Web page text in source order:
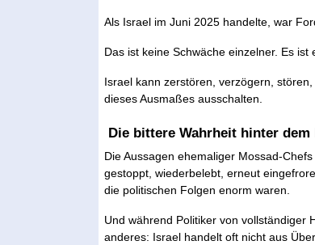
Als Israel im Juni 2025 handelte, war
Das ist keine Schwäche einzelner. Es ist
Israel kann zerstören, verzögern,
dieses Ausmaßes ausschalten.
Die bittere Wahrheit hinter
Die Aussagen ehemaliger Mossad-
gestoppt, wiederbelebt, erneut
die politischen Folgen enorm waren.
Und während Politiker von vollständiger
anderes: Israel handelt oft nicht aus